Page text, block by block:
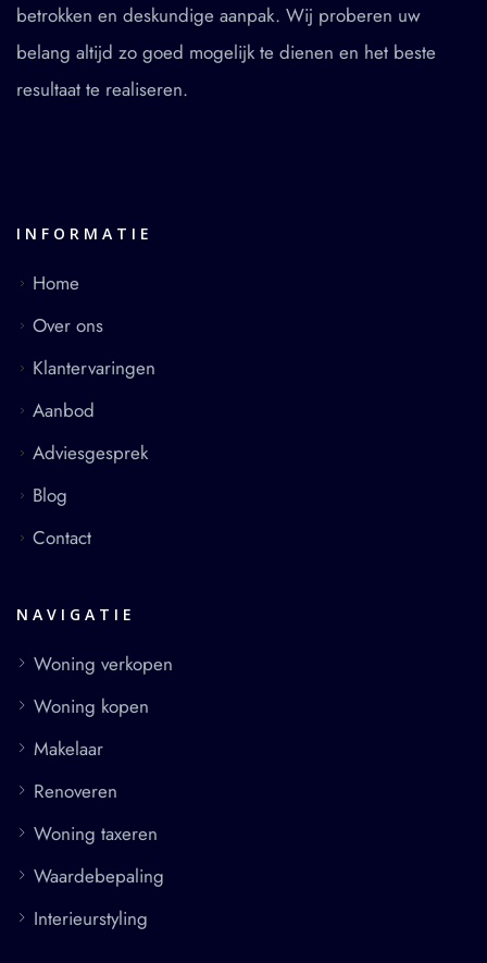
betrokken en deskundige aanpak. Wij proberen uw
belang altijd zo goed mogelijk te dienen en het beste
resultaat te realiseren.
INFORMATIE
Home
Over ons
Klantervaringen
Aanbod
Adviesgesprek
Blog
Contact
NAVIGATIE
Woning verkopen
Woning kopen
Makelaar
Renoveren
Woning taxeren
Waardebepaling
Interieurstyling